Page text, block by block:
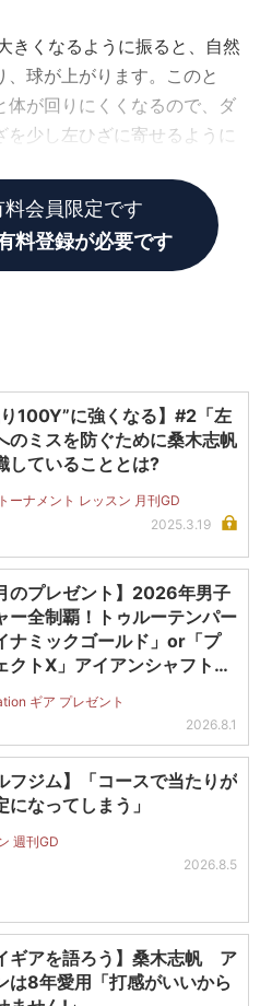
きくなるように振ると、自然
、球が上がります。このと
体が回りにくくなるので、ダ
少し左ひざに寄せるように
会員限定です
料登録が必要です
り100Y”に強くなる】#2「左
のミスを防ぐために桑木志帆
していることとは?
ーナメント レッスン 月刊GD
2025.3.19
のプレゼント】2026年男子
ー全制覇！トゥルーテンパー
ナミックゴールド」or「プ
クトX」アイアンシャフト
抽選で2名に！
ギア プレゼント
2026.8.1
フジム】「コースで当たりが
になってしまう」
週刊GD
2026.8.5
ギアを語ろう】桑木志帆 ア
は8年愛用「打感がいいから